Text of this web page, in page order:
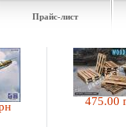
Прайс-лист
475.00